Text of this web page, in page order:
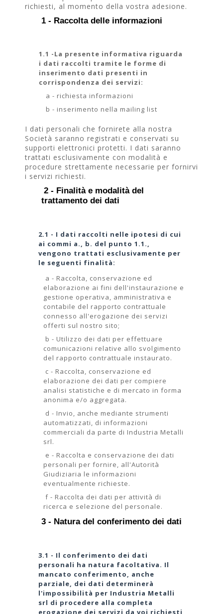
richiesti, al momento della vostra adesione.
1 - Raccolta delle informazioni
1.1 -La presente informativa riguarda
i dati raccolti tramite le forme di
inserimento dati presenti in
corrispondenza dei servizi:
a - richiesta informazioni
b - inserimento nella mailing list
I dati personali che fornirete alla nostra
Società saranno registrati e conservati su
supporti elettronici protetti. I dati saranno
trattati esclusivamente con modalità e
procedure strettamente necessarie per fornirvi
i servizi richiesti.
2 - Finalità e modalità del
trattamento dei dati
2.1 - I dati raccolti nelle ipotesi di cui
ai commi a., b. del punto 1.1.,
vengono trattati esclusivamente per
le seguenti finalità:
a - Raccolta, conservazione ed
elaborazione ai fini dell'instaurazione e
gestione operativa, amministrativa e
contabile del rapporto contrattuale
connesso all'erogazione dei servizi
offerti sul nostro sito;
b - Utilizzo dei dati per effettuare
comunicazioni relative allo svolgimento
del rapporto contrattuale instaurato.
c - Raccolta, conservazione ed
elaborazione dei dati per compiere
analisi statistiche e di mercato in forma
anonima e/o aggregata.
d - Invio, anche mediante strumenti
automatizzati, di informazioni
commerciali da parte di Industria Metalli
srl.
e - Raccolta e conservazione dei dati
personali per fornire, all'Autorità
Giudiziaria le informazioni
eventualmente richieste.
f - Raccolta dei dati per attività di
ricerca e selezione del personale.
3 - Natura del conferimento dei dati
3.1 - Il conferimento dei dati
personali ha natura facoltativa. Il
mancato conferimento, anche
parziale, dei dati determinerà
l'impossibilità per Industria Metalli
srl di procedere alla completa
erogazione dei servizi da voi richiesti